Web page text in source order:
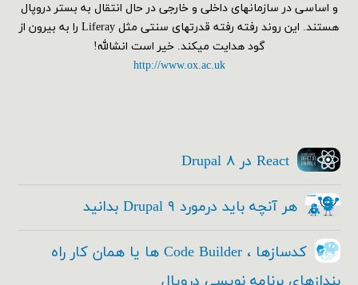
و اساسی در سازمانهای داخلی و خارجی در حال انتقال به بستر دروپال
هستند. این روند رفته رفته قدرتهای سنتی مثل Liferay را به بیرون از
گود هدایت میکند. خیر است انشالله!
http://www.ox.ac.uk
React در Drupal ۸
هر آنچه باید درمورد Drupal ۹ بدانید
کدسازها ، Code Builder ها یا همان کار راه